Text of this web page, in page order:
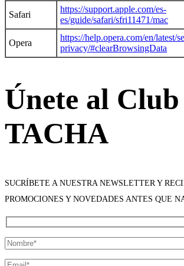
Safari
https://support.apple.com/es-
es/guide/safari/sfri11471/mac
Opera
https://help.opera.com/en/latest/
privacy/#clearBrowsingData
Únete al Club
TACHA
SUCRÍBETE A NUESTRA NEWSLETTER Y
PROMOCIONES Y NOVEDADES ANTES QUE